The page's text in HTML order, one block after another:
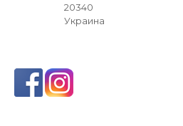
20340
Украина